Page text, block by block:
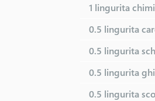
1 lingurita
0.5 lingurita
0.5 lingurita
0.5 lingurita
0.5 lingurita